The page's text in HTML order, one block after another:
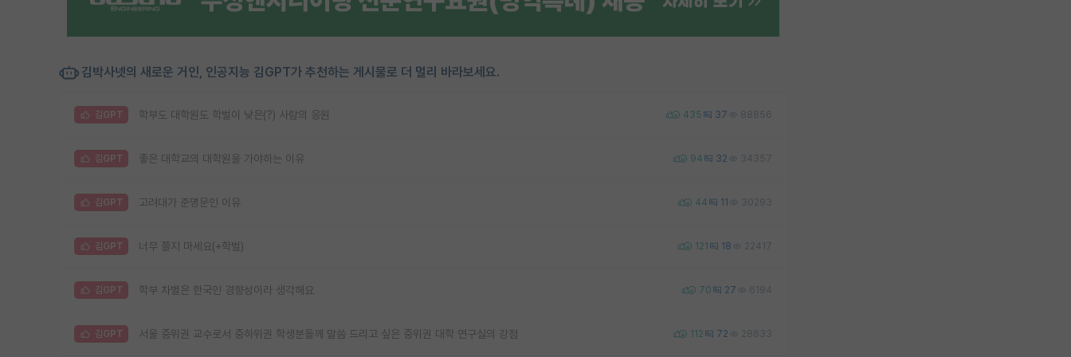
김박사넷의 새로운 거인, 인공지능 김GPT가 추천하는 게시물로 더 멀리 바라보세요.
김GPT 학부도 대학원도 학벌이 낮은(?) 사람의 응원 435 37 88856
김GPT 좋은 대학교의 대학원을 가야하는 이유 94 32 34357
김GPT 고려대가 준명문인 이유 44 11 30293
김GPT 너무 쫄지 마세요(+학벌) 121 18 22417
김GPT 학부 차별은 한국인 경향성이라 생각해요 70 27 6194
김GPT 서울 중위권 교수로서 중하위권 학생분들께 말씀 드리고 싶은 중위권 대학 연구실의 강점 112 72 28633